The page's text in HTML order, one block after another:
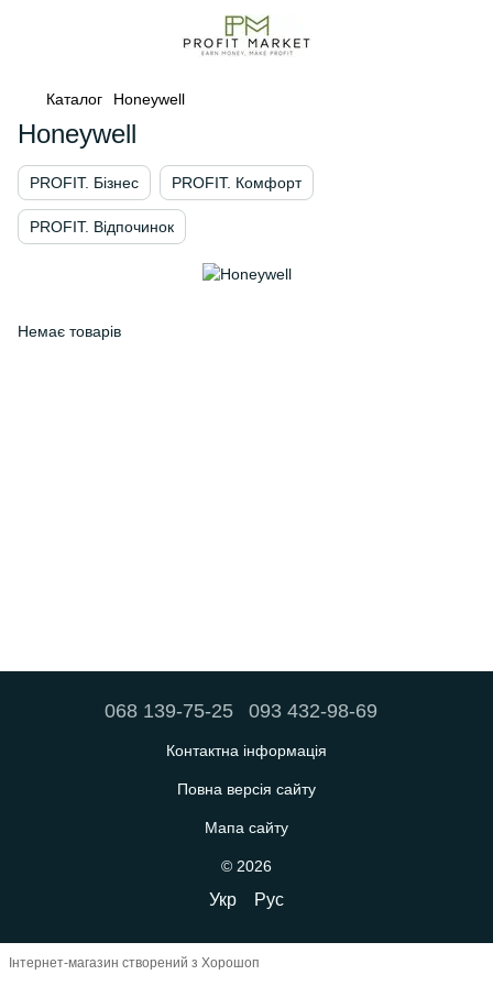
Каталог Honeywell
Honeywell
PROFIT. Бізнес PROFIT. Комфорт
PROFIT. Відпочинок
Немає товарів
068 139-75-25 093 432-98-69
Контактна інформація
Повна версія сайту
Мапа сайту
© 2026
Укр Рус
Інтернет-магазин створений з Хорошоп